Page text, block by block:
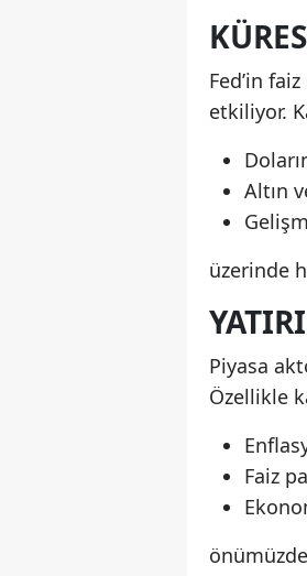
Fed’in
etkiliyor.
Altın
üzerinde
Piyasa
Özellikle
Faiz